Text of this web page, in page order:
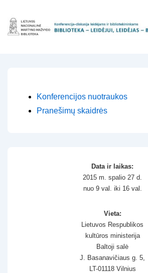
Skip
Konferencijos nuotraukos
Pranešimų skaidrės
Data ir laikas:
2015 m. spalio 27 d.
nuo 9 val. iki 16 val.
Vieta:
Lietuvos Respublikos
kultūros ministerija
Baltoji salė
J. Basanavičiaus g. 5,
LT-01118 Vilnius